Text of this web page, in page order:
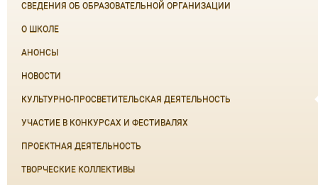
СВЕДЕНИЯ ОБ ОБРАЗОВАТЕЛЬНОЙ ОРГАНИЗАЦИИ
О ШКОЛЕ
АНОНСЫ
НОВОСТИ
КУЛЬТУРНО-ПРОСВЕТИТЕЛЬСКАЯ ДЕЯТЕЛЬНОСТЬ
УЧАСТИЕ В КОНКУРСАХ И ФЕСТИВАЛЯХ
ПРОЕКТНАЯ ДЕЯТЕЛЬНОСТЬ
ТВОРЧЕСКИЕ КОЛЛЕКТИВЫ